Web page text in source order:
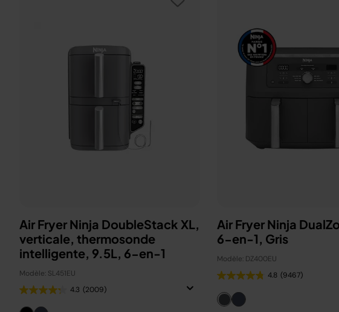
Air Fryer Ninja DoubleStack XL,
verticale, thermosonde
intelligente, 9.5L, 6-en-1
Modèle: SL451EU
4.3 (2009)
Air Fryer Ninja
6-en-1, Gris
Modèle: DZ400EU
4.8 (9467)